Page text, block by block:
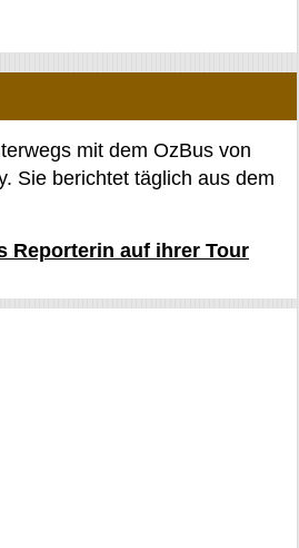
mit dem OzBus von
Sie berichtet täglich aus dem
Reporterin auf ihrer Tour